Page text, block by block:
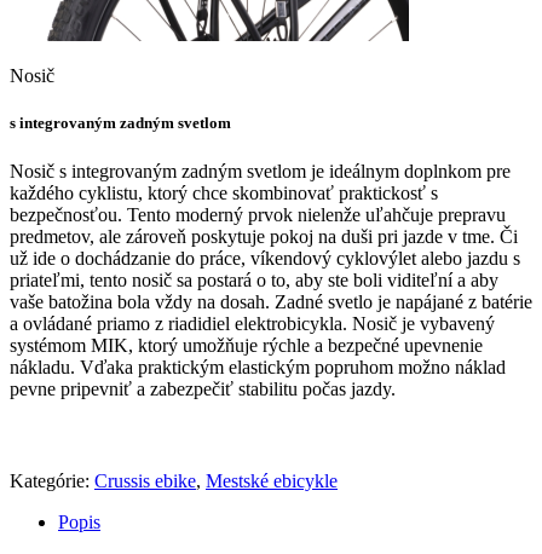
Nosič
s integrovaným zadným svetlom
Nosič s integrovaným zadným svetlom je ideálnym doplnkom pre
každého cyklistu, ktorý chce skombinovať praktickosť s
bezpečnosťou. Tento moderný prvok nielenže uľahčuje prepravu
predmetov, ale zároveň poskytuje pokoj na duši pri jazde v tme. Či
už ide o dochádzanie do práce, víkendový cyklovýlet alebo jazdu s
priateľmi, tento nosič sa postará o to, aby ste boli viditeľní a aby
vaše batožina bola vždy na dosah. Zadné svetlo je napájané z batérie
a ovládané priamo z riadidiel elektrobicykla. Nosič je vybavený
systémom MIK, ktorý umožňuje rýchle a bezpečné upevnenie
nákladu. Vďaka praktickým elastickým popruhom možno náklad
pevne pripevniť a zabezpečiť stabilitu počas jazdy.
Kategórie: Crussis ebike, Mestské ebicykle
Popis